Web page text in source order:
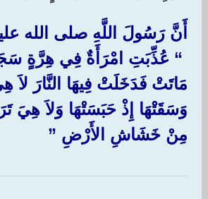
أَنَّ رَسُولَ اللَّهِ صلى الله
“‏ عُذِّبَتِ امْرَأَةٌ فِي هِرَّةٍ
مَاتَتْ فَدَخَلَتْ فِيهَا النَّارَ لاَ
وَسَقَتْهَا إِذْ حَبَسَتْهَا وَلاَ هِيَ
مِنْ خَشَاشِ الأَرْضِ ‏”‏